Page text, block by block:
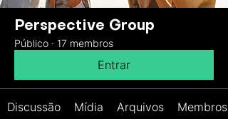
Perspective Group
Público · 17 membros
Entrar
Discussão Mídia Arquivos Membros